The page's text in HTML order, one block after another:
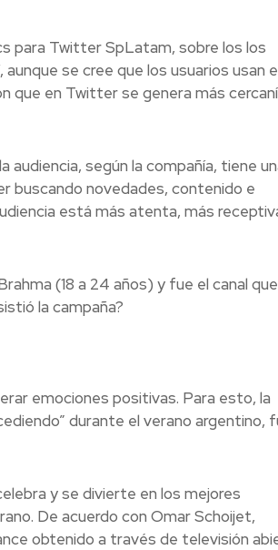
para Twitter SpLatam, sobre los los
se cree que los usuarios usan
que en Twitter se genera más
según la compañía, tiene
buscando novedades, contenido e
está más atenta, más
(18 a 24 años) y fue el canal que
la campaña?
emociones positivas. Para esto, la
durante el verano argentino,
y se divierte en los mejores
De acuerdo con Omar Schoijet,
obtenido a través de televisión